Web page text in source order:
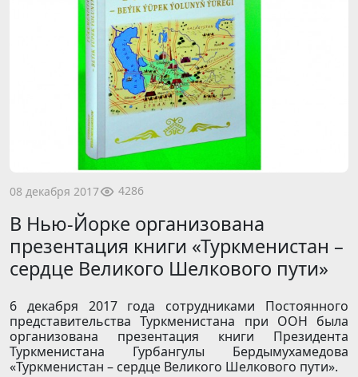
08 декабря 2017 4286
В Нью-Йорке организована
презентация книги «Туркменистан –
сердце Великого Шелкового пути»
6 декабря 2017 года сотрудниками Постоянного
представительства Туркменистана при ООН была
организована презентация книги Президента
Туркменистана Гурбангулы Бердымухамедова
«Туркменистан – сердце Великого Шелкового пути».